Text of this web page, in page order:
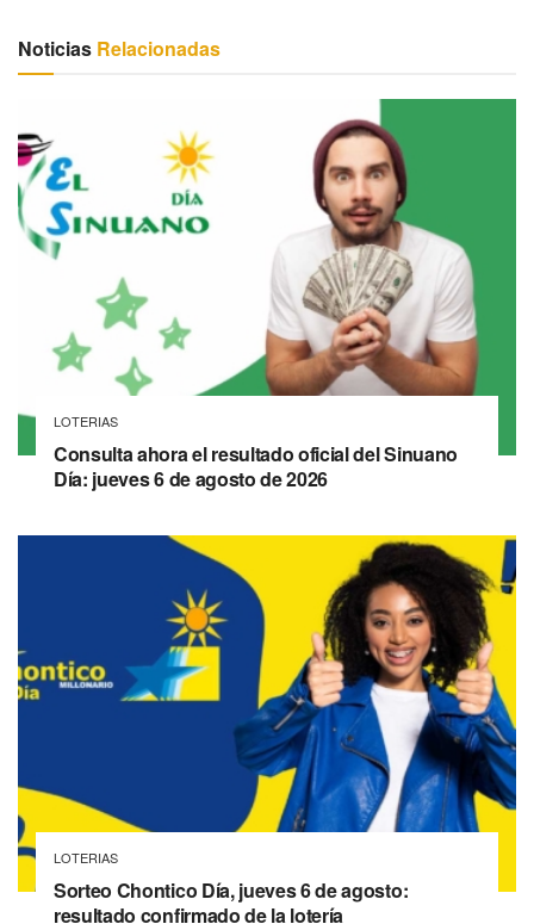
Noticias Relacionadas
LOTERIAS
Consulta ahora el resultado oficial del Sinuano
Día: jueves 6 de agosto de 2026
LOTERIAS
Sorteo Chontico Día, jueves 6 de agosto:
resultado confirmado de la lotería